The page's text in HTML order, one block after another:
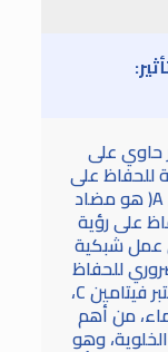
حاوي على
على
صحة العينين. البيتاكاروتين )فيتامين A( هو مضاد
على رؤية
عمل شبكية
للحفاظ
على صحة الجلد ومقاومة الخمج. يعتبر فيتامين C،
من أهم
وهو